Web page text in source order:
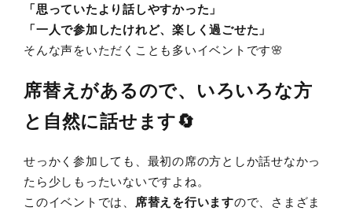
「思っていたより話しやすかった」
「一人で参加したけれど、楽しく過ごせた」
そんな声をいただくことも多いイベントです🌸
席替えがあるので、いろいろな方
と自然に話せます🔄
せっかく参加しても、最初の席の方としか話せなかっ
たら少しもったいないですよね。
このイベントでは、 席替えを行いますので、さまざま